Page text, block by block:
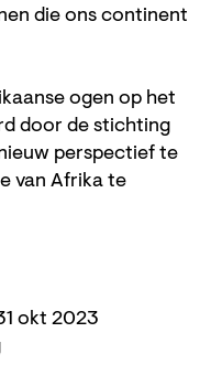
die ons continent
ogen op het
door de stichting
perspectief te
van Afrika te
okt 2023